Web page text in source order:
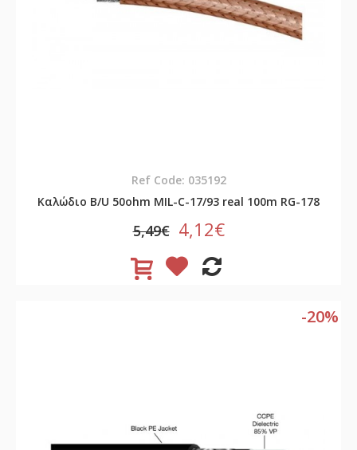
Ref Code: 035192
Καλώδιο B/U 50ohm MIL-C-17/93 real 100m RG-178
5,49€ 4,12€
-20%